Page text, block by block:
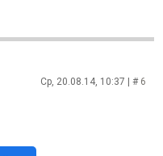
Ср, 20.08.14, 10:37 | # 6